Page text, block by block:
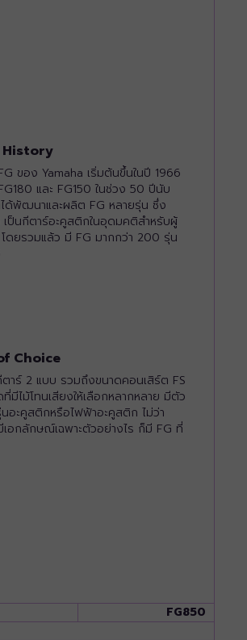
History
ของ Yamaha เริ่มต้นขึ้นในปี 1966
และ FG150 ในช่วง 50 ปีนับ
ด้พัฒนาและผลิต FG หลายรุ่น ซึ่ง
เป็นกีตาร์อะคูสติกในอุดมคติสำหรับผู้
ดยรวมแล้ว มี FG มากกว่า 200 รุ่น
Choice
าร์ 2 แบบ รวมถึงขนาดคอนเสิร์ต FS
มีไม้โทนเสียงให้เลือกหลากหลาย มีตัว
อะคูสติกหรือไฟฟ้าอะคูสติก ไม่ว่า
อกลักษณ์เฉพาะตัวอย่างไร ก็มี FG ที่
FG850